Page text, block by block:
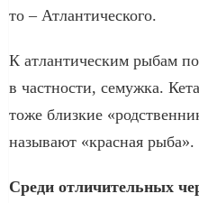
то – Атлантического.
К атлантическим рыбам
в частности, семужка.
тоже близкие
называют «красная рыба».
Среди отличительных